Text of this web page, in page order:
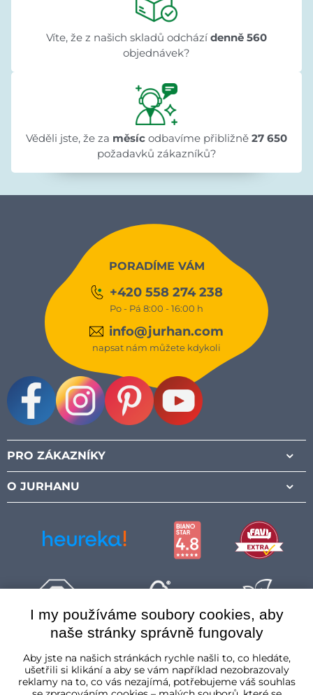
Víte, že z našich skladů odchází denně 560
objednávek?
Věděli jste, že za měsíc odbavíme přibližně 27 650
požadavků zákazníků?
PORADÍME VÁM
+420 558 274 238
Po - Pá 8:00 - 16:00 h
info@jurhan.com
napsat nám můžete kdykoli
PRO ZÁKAZNÍKY
O JURHANU
I my používáme soubory cookies, aby
naše stránky správně fungovaly
Aby jste na našich stránkách rychle našli to, co hledáte,
ušetřili si klikání a aby se vám například nezobrazovaly
reklamy na to, co vás nezajímá, potřebujeme váš souhlas